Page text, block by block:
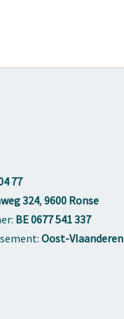
77
324, 9600 Ronse
BE 0677 541 337
Oost-Vlaanderen